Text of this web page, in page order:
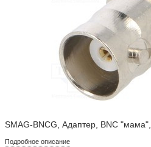
SMAG-BNCG, Адаптер, BNC
Подробное описание